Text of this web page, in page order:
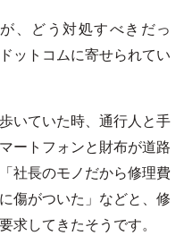
、どう対処すべきだっ
ットコムに寄せられてい
いていた時、通行人と手
ートフォンと財布が道路
社長のモノだから修理費
傷がついた」などと、修
求してきたそうです。